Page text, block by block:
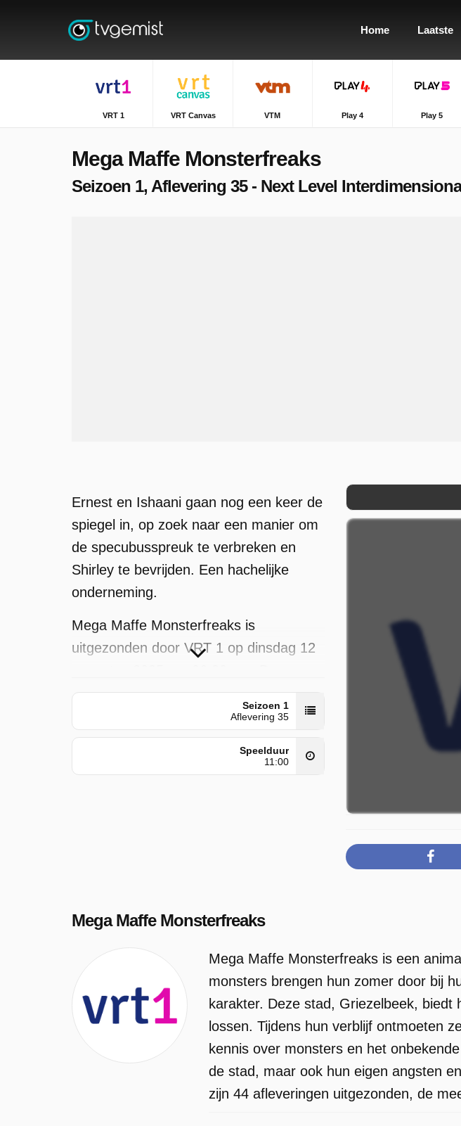
Home Laatste
VRT 1 VRT Canvas VTM Play 4 Play 5
Mega Maffe Monsterfreaks
Seizoen 1, Aflevering 35 - Next Level
Ernest en Ishaani gaan nog een keer de
spiegel in, op zoek naar een manier om
de specubusspreuk te verbreken en
Shirley te bevrijden. Een hachelijke
onderneming.
Mega Maffe Monsterfreaks is
uitgezonden door VRT 1 op dinsdag 12
aflevering is voor het eerst geplaatst op
vrijdag 29 november 2024.
Seizoen 1
Aflevering 35
Speelduur
11:00
Mega Maffe Monsterfreaks
Mega Maffe Monsterfreaks is een
monsters brengen hun zomer door bij
karakter. Deze stad, Griezelbeek,
lossen. Tijdens hun verblijf ontmoeten
kennis over monsters en het
de stad, maar ook hun eigen angsten
zijn 44 afleveringen uitgezonden, de